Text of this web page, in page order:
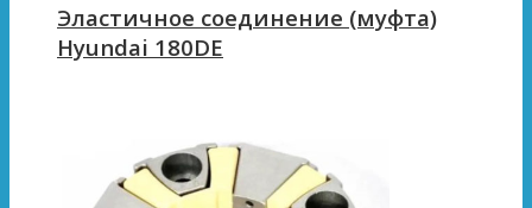
Эластичное соединение (муфта)
Hyundai 180DE